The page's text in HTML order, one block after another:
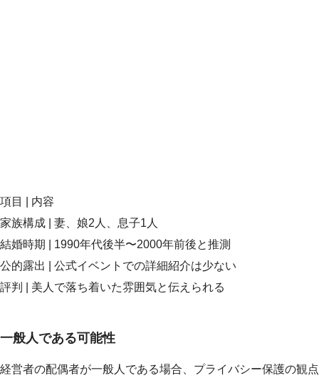
項目 | 内容
家族構成 | 妻、娘2人、息子1人
結婚時期 | 1990年代後半〜2000年前後と推測
公的露出 | 公式イベントでの詳細紹介は少ない
評判 | 美人で落ち着いた雰囲気と伝えられる
一般人である可能性
経営者の配偶者が一般人である場合、プライバシー保護の観点